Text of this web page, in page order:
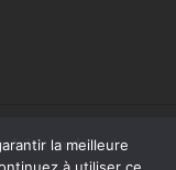
faire un don
la meilleure